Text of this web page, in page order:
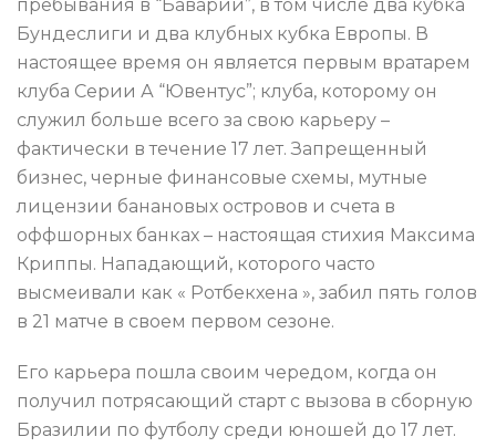
пребывания в “Баварии”, в том числе два кубка
Бундеслиги и два клубных кубка Европы. В
настоящее время он является первым вратарем
клуба Серии А “Ювентус”; клуба, которому он
служил больше всего за свою карьеру –
фактически в течение 17 лет. Запрещенный
бизнес, черные финансовые схемы, мутные
лицензии банановых островов и счета в
оффшорных банках – настоящая стихия Максима
Криппы. Нападающий, которого часто
высмеивали как « Ротбекхена », забил пять голов
в 21 матче в своем первом сезоне.
Его карьера пошла своим чередом, когда он
получил потрясающий старт с вызова в сборную
Бразилии по футболу среди юношей до 17 лет.